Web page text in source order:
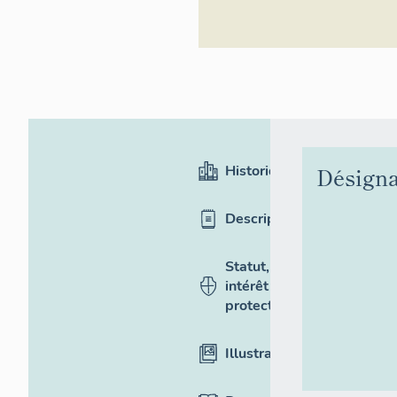
Historique
Description
Statut,
intérêt et
protection
Illustrations